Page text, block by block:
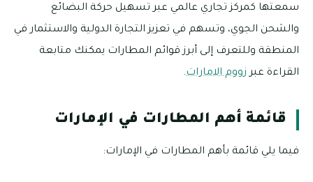
سمعتها كمركز تجاري عالمي عبر تسهيل حركة البضائع
والشحن الجوي، وتسهم في تعزيز التجارة الدولية والاستثمار في
المنطقة وللتعرف إلى أبرز قوائم المطارات يمكنك متابعة
القراءة عبر زووم الامارات.
قائمة أهم المطارات في الإمارات
فيما يلي قائمة بأهم المطارات في الإمارات: